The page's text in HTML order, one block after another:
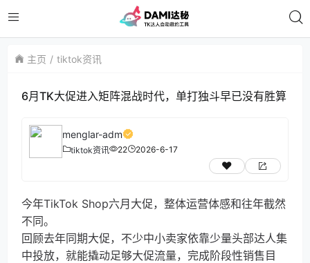
主页 tiktok资讯
6月TK大促进入矩阵混战时代，单打独斗早已没有胜算
menglar-adm
tiktok资讯 22 2026-6-17
今年TikTok Shop六月大促，整体运营体感和往年截然
不同。
回顾去年同期大促，不少中小卖家依靠少量头部达人集
中投放，就能撬动足够大促流量，完成阶段性销售目